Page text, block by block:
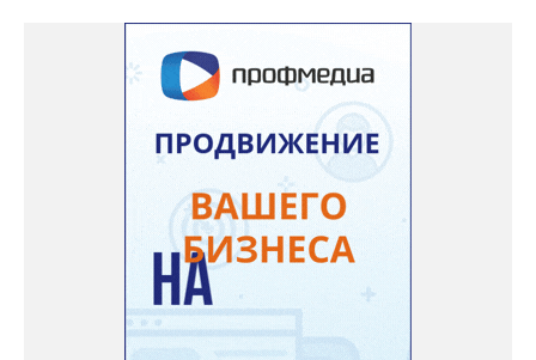
улыбок»; загрузить фотографию с улыбкой – подойдёт портрет
одного человека, пары, семьи или нескольких поколений в
одном кадре; отметить один или несколько городов,
связанных с историей семьи или важными воспоминаниями;
добавить подписи к городам, кратко объяснив связь с каждым
из них, указать контакты и подтвердить согласие с правилами
проекта», - говорится в инструкции на сайте проекта. ‍Заявка
может быть семейной, а после модерации стать частью
визуального архива проекта. 20 участников обещают
пригласить на итоговую фотосессию в Москве. Персональную
«Карту улыбок», которую можно скачать, сохранить и
опубликовать в социальных сетях, отмечают в оргкомитете,
получат все, кто улыбнулся.